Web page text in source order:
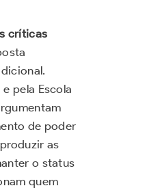
críticas
pela Escola
de poder
as
o status
quem